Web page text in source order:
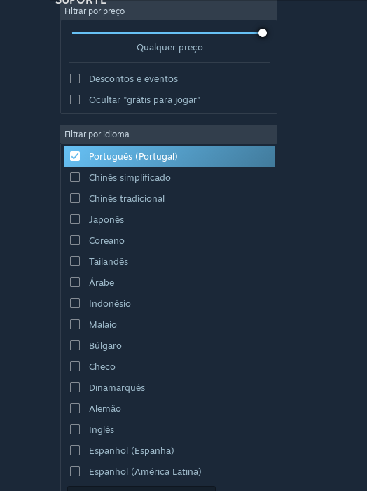
Filtrar por preço
Qualquer preço
Descontos e eventos
Ocultar "grátis para jogar"
Filtrar por idioma
Português (Portugal)
Chinês simplificado
Chinês tradicional
Japonês
Coreano
Tailandês
Árabe
Indonésio
Malaio
Búlgaro
Checo
Dinamarquês
Alemão
Inglês
Espanhol (Espanha)
Espanhol (América Latina)